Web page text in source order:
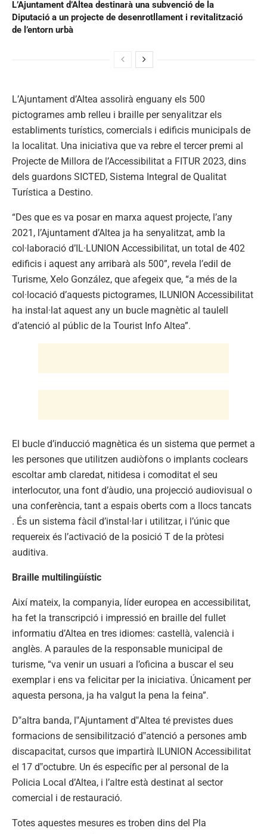
L’Ajuntament d’Altea destinarà una subvenció de la
Diputació a un projecte de desenrotllament i revitalització
de l’entorn urbà
L’Ajuntament d’Altea assolirà enguany els 500
pictogrames amb relleu i braille per senyalitzar els
establiments turístics, comercials i edificis municipals de
la localitat. Una iniciativa que va rebre el tercer premi al
Projecte de Millora de l’Accessibilitat a FITUR 2023, dins
dels guardons SICTED, Sistema Integral de Qualitat
Turística a Destino.
“Des que es va posar en marxa aquest projecte, l’any
2021, l’Ajuntament d’Altea ja ha senyalitzat, amb la
col·laboració d’IL·LUNION Accessibilitat, un total de 402
edificis i aquest any arribarà als 500”, revela l’edil de
Turisme, Xelo González, que afegeix que, “a més de la
col·locació d’aquests pictogrames, ILUNION Accessibilitat
ha instal·lat aquest any un bucle magnètic al taulell
d’atenció al públic de la Tourist Info Altea”.
El bucle d’inducció magnètica és un sistema que permet a
les persones que utilitzen audiòfons o implants coclears
escoltar amb claredat, nitidesa i comoditat el seu
interlocutor, una font d’àudio, una projecció audiovisual o
una conferència, tant a espais oberts com a llocs tancats
. És un sistema fàcil d’instal·lar i utilitzar, i l’únic que
requereix és l’activació de la posició T de la pròtesi
auditiva.
Braille multilingüístic
Així mateix, la companyia, líder europea en accessibilitat,
ha fet la transcripció i impressió en braille del fullet
informatiu d’Altea en tres idiomes: castellà, valencià i
anglès. A paraules de la responsable municipal de
turisme, “va venir un usuari a l’oficina a buscar el seu
exemplar i ens va felicitar per la iniciativa. Únicament per
aquesta persona, ja ha valgut la pena la feina”.
D‟altra banda, l‟Ajuntament d‟Altea té previstes dues
formacions de sensibilització d‟atenció a persones amb
discapacitat, cursos que impartirà ILUNION Accessibilitat
el 17 d‟octubre. Un és específic per al personal de la
Policia Local d’Altea, i l’altre està destinat al sector
comercial i de restauració.
Totes aquestes mesures es troben dins del Pla